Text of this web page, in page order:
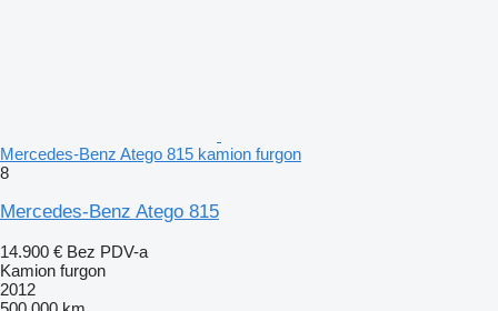
Mercedes-Benz Atego 815 kamion furgon
8
Mercedes-Benz Atego 815
14.900 € Bez PDV-a
Kamion furgon
2012